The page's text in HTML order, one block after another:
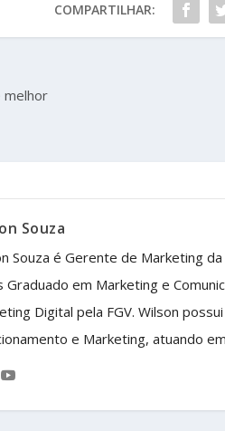
COMPARTILHAR:
melhor
Souza
Souza é Gerente de Marketing
Graduado em Marketing e
Digital pela FGV. Wilson
e Marketing, atuando